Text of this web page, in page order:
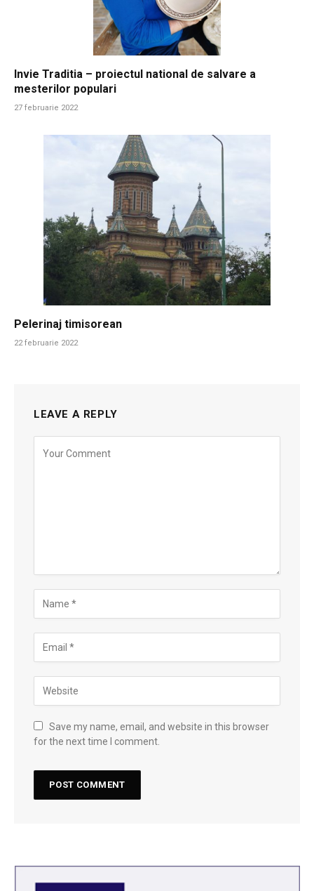
Invie Traditia – proiectul national de salvare a
mesterilor populari
27 februarie 2022
Pelerinaj timisorean
22 februarie 2022
LEAVE A REPLY
Save my name, email, and website in this browser
for the next time I comment.